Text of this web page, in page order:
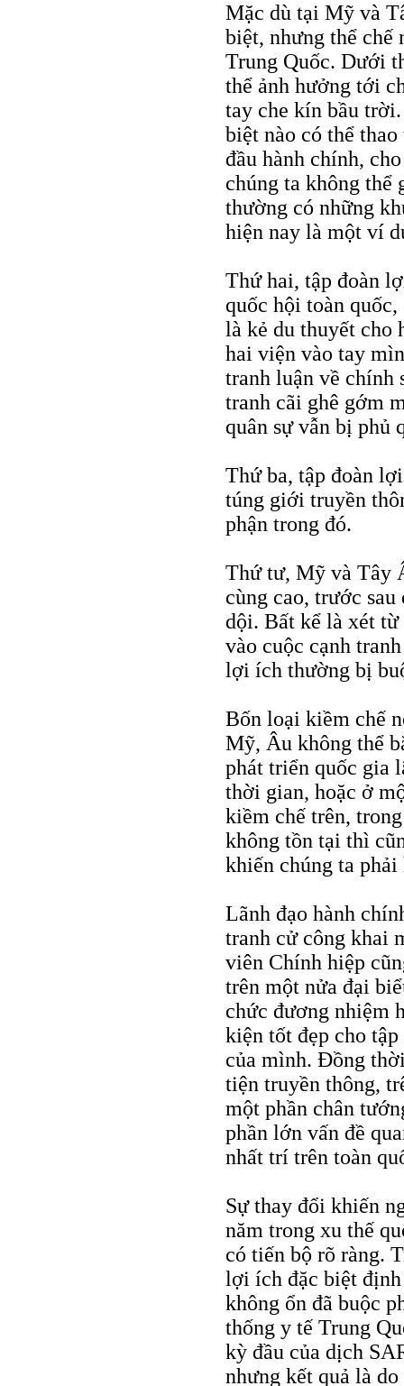
Mặc dù tại Mỹ và
biệt, nhưng thể chế
Trung Quốc. Dưới
thể ảnh hưởng tới
tay che kín bầu
biệt nào có thể
đầu hành chính,
chúng ta không
thường có những
hiện nay là một ví
Thứ hai, tập đoàn
quốc hội toàn
là kẻ du thuyết cho
hai viện vào tay
tranh luận về chính
tranh cãi ghê gớm
quân sự vẫn bị phủ
Thứ ba, tập đoàn
túng giới truyền
phận trong đó.
Thứ tư, Mỹ và Tây
cùng cao, trước
dội. Bất kể là xét
vào cuộc cạnh
lợi ích thường bị
Bốn loại kiềm chế
Mỹ, Âu không thể
phát triển quốc gia
thời gian, hoặc ở
kiềm chế trên,
không tồn tại thì
khiến chúng ta
Lãnh đạo hành
tranh cử công khai
viên Chính hiệp
trên một nửa đại
chức đương nhiệm
kiện tốt đẹp cho
của mình. Đồng
tiện truyền thông,
một phần chân
phần lớn vấn đề
nhất trí trên toàn
Sự thay đổi khiến
năm trong xu thế
có tiến bộ rõ ràng.
lợi ích đặc biệt
không ổn đã buộc
thống y tế Trung
kỳ đầu của dịch
nhưng kết quả là